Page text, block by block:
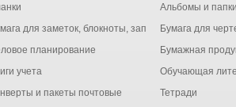
для заметок, блокноты, записные книжки
планирование
учета
и пакеты почтовые
Альбомы и
Бумага для
Бумажная
Обучающая
Тетради